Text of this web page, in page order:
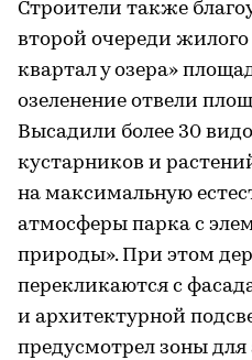
Строители также
второй очереди
квартал у озера»
озеленение отвели
Высадили более 30
кустарников и
на максимальную
атмосферы парка с
природы». При этом
перекликаются с
и архитектурной
предусмотрел зоны для